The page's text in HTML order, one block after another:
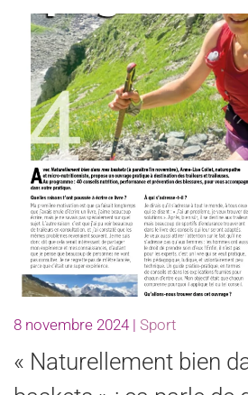
8 novembre 2024| Sport
« Naturellement bien